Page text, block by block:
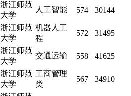
浙江师范
大学
人工智能 574 30144
浙江师范
大学
机器人工
程
572 31495
浙江师范
大学
交通运输 558 41625
浙江师范
大学
工商管理
类
567 34910